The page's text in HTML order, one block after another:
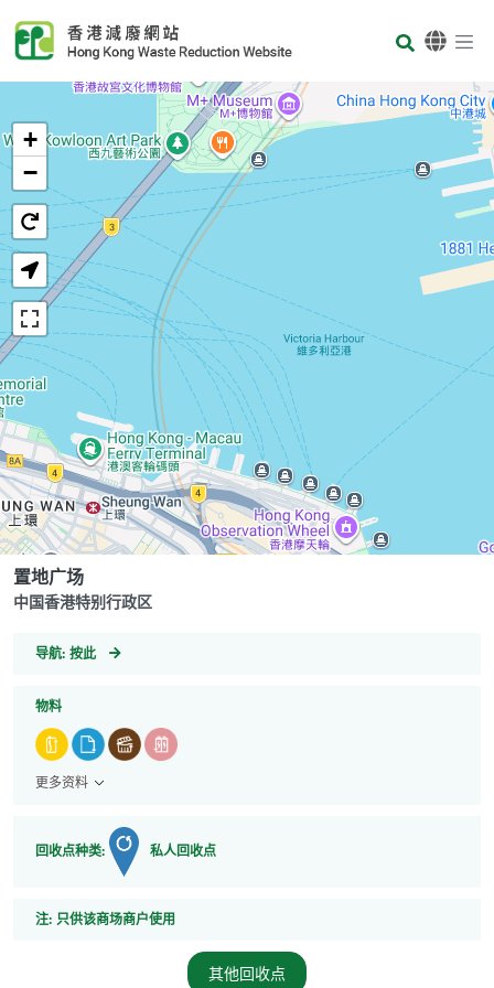
Body
+
−
置地广场
中国香港特别行政区
导航: GeoCoordinates
按此
物料
更多资料
回收点种类: 私人回收点
注: 注
只供该商场商户使用
其他回收点